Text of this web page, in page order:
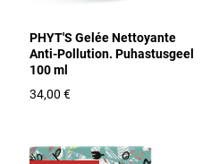
PHYT'S Gelée Nettoyante
Anti-Pollution. Puhastusgeel
100 ml
34,00 €